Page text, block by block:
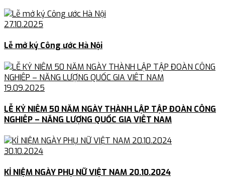
27.10.2025
Lễ mở ký Công ước Hà Nội
19.09.2025
LỄ KỶ NIÊM 50 NĂM NGÀY THÀNH LẬP TẬP ĐOÀN CÔNG
NGHIÊP – NĂNG LƯỢNG QUỐC GIA VIÊT NAM
30.10.2024
KỈ NIỆM NGÀY PHỤ NỮ VIỆT NAM 20.10.2024